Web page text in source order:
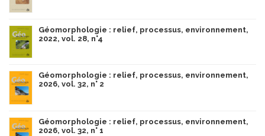
Géomorphologie : relief, processus, environnement,
2022, vol. 28, n°4
Géomorphologie : relief, processus, environnement,
2026, vol. 32, n° 2
Géomorphologie : relief, processus, environnement,
2026, vol. 32, n° 1